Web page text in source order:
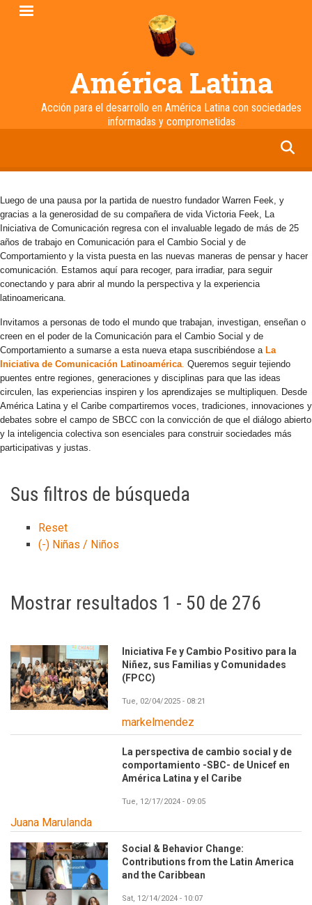
Pasar
América Latina
Acción para el desarrollo en América Latina con sociedades
informadas y comprometidas
Luego de una pausa por la partida de nuestro fundador Warren Feek, y
gracias a la generosidad de su compañera de vida Victoria Feek, La
Iniciativa de Comunicación regresa con el invaluable legado de más de 25
años de trabajo en Comunicación para el Cambio Social y de
Comportamiento y la vista puesta en las nuevas maneras de pensar y hacer
comunicación. Estamos aquí para recoger, para irradiar, para seguir
conectando y para abrir al mundo la perspectiva y la experiencia
latinoamericana.
Invitamos a personas de todo el mundo que trabajan, investigan, enseñan o
creen en el poder de la Comunicación para el Cambio Social y de
Comportamiento a sumarse a esta nueva etapa suscribiéndose a La
Iniciativa de Comunicación Latinoamérica. Queremos seguir tejiendo
puentes entre regiones, generaciones y disciplinas para que las ideas
circulen, las experiencias inspiren y los aprendizajes se multipliquen. Desde
América Latina y el Caribe compartiremos voces, tradiciones, innovaciones y
debates sobre el campo de SBCC con la convicción de que el diálogo abierto
y la inteligencia colectiva son esenciales para construir sociedades más
participativas y justas.
Sus filtros de búsqueda
Reset
(-) Niñas / Niños
Mostrar resultados 1 - 50 de 276
Iniciativa Fe y Cambio Positivo para la
Niñez, sus Familias y Comunidades
(FPCC)
Tue, 02/04/2025 - 08:21
markelmendez
La perspectiva de cambio social y de
comportamiento -SBC- de Unicef en
América Latina y el Caribe
Tue, 12/17/2024 - 09:05
Juana Marulanda
Social & Behavior Change:
Contributions from the Latin America
and the Caribbean
Sat, 12/14/2024 - 10:07